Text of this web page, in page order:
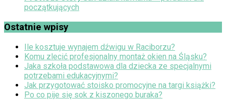
początkujących
Ostatnie wpisy
Ile kosztuje wynajem dźwigu w Raciborzu?
Komu zlecić profesjonalny montaż okien na Śląsku?
Jaka szkoła podstawowa dla dziecka ze specjalnymi
potrzebami edukacyjnymi?
Jak przygotować stoisko promocyjne na targi książki?
Po co pije się sok z kiszonego buraka?